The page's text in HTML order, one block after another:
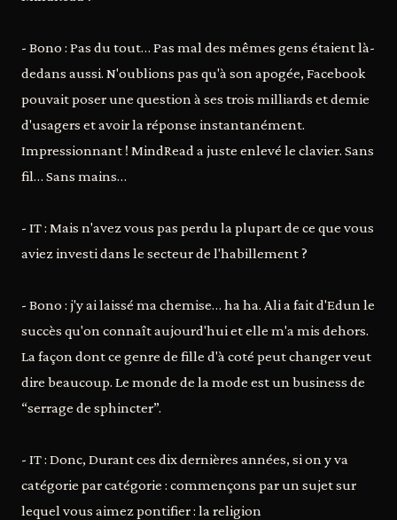
- Bono : Pas du tout… Pas mal des mêmes gens étaient là-
dedans aussi. N'oublions pas qu'à son apogée, Facebook
pouvait poser une question à ses trois milliards et demie
d'usagers et avoir la réponse instantanément.
Impressionnant ! MindRead a juste enlevé le clavier. Sans
fil… Sans mains…
- IT : Mais n'avez vous pas perdu la plupart de ce que vous
aviez investi dans le secteur de l'habillement ?
- Bono : j'y ai laissé ma chemise… ha ha. Ali a fait d'Edun le
succès qu'on connaît aujourd'hui et elle m'a mis dehors.
La façon dont ce genre de fille d'à coté peut changer veut
dire beaucoup. Le monde de la mode est un business de
“serrage de sphincter”.
- IT : Donc, Durant ces dix dernières années, si on y va
catégorie par catégorie : commençons par un sujet sur
lequel vous aimez pontifier : la religion